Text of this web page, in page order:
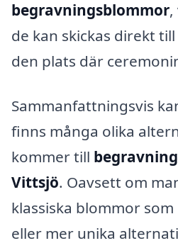
begravningsblommor,
de kan skickas direkt
den plats där
Sammanfattningsvis
finns många olika
kommer till
Vittsjö. Oavsett om
klassiska blommor
eller mer unika